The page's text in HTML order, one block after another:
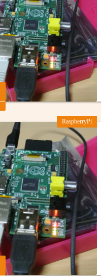
RaspberryPi